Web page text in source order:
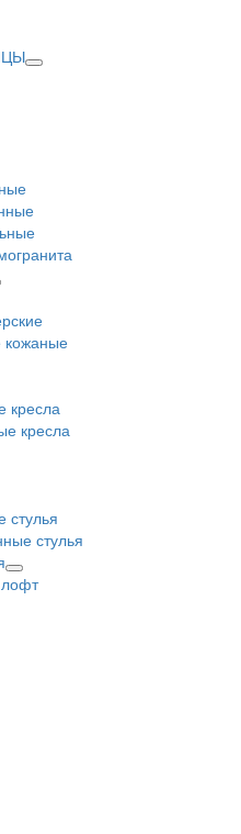
кресла
кресла
стулья
стулья